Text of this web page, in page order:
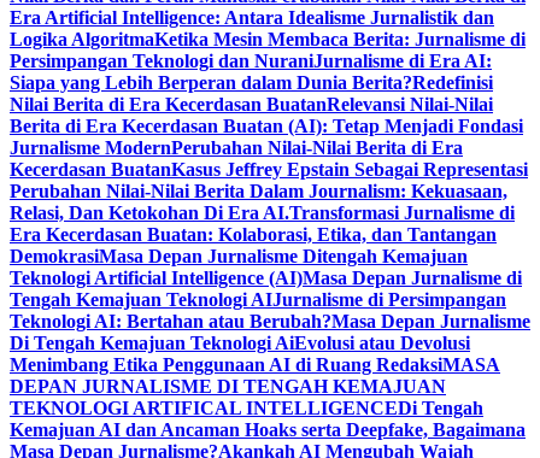
Era Artificial Intelligence: Antara Idealisme Jurnalistik dan
Logika AlgoritmaKetika Mesin Membaca Berita: Jurnalisme di
Persimpangan Teknologi dan NuraniJurnalisme di Era AI:
Siapa yang Lebih Berperan dalam Dunia Berita?Redefinisi
Nilai Berita di Era Kecerdasan BuatanRelevansi Nilai-Nilai
Berita di Era Kecerdasan Buatan (AI): Tetap Menjadi Fondasi
Jurnalisme ModernPerubahan Nilai-Nilai Berita di Era
Kecerdasan BuatanKasus Jeffrey Epstain Sebagai Representasi
Perubahan Nilai-Nilai Berita Dalam Journalism: Kekuasaan,
Relasi, Dan Ketokohan Di Era AI.Transformasi Jurnalisme di
Era Kecerdasan Buatan: Kolaborasi, Etika, dan Tantangan
DemokrasiMasa Depan Jurnalisme Ditengah Kemajuan
Teknologi Artificial Intelligence (AI)Masa Depan Jurnalisme di
Tengah Kemajuan Teknologi AIJurnalisme di Persimpangan
Teknologi AI: Bertahan atau Berubah?Masa Depan Jurnalisme
Di Tengah Kemajuan Teknologi AiEvolusi atau Devolusi
Menimbang Etika Penggunaan AI di Ruang RedaksiMASA
DEPAN JURNALISME DI TENGAH KEMAJUAN
TEKNOLOGI ARTIFICAL INTELLIGENCEDi Tengah
Kemajuan AI dan Ancaman Hoaks serta Deepfake, Bagaimana
Masa Depan Jurnalisme?Akankah AI Mengubah Wajah